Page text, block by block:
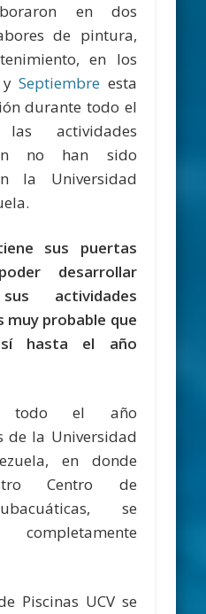
en dos
de pintura,
en los
ySeptiembre esta
durante todo el
actividades
no han sido
la Universidad
sus puertas
desarrollar
actividades
muy probable que
hasta el año
todo el año
de la Universidad
en donde
Centro de
se
Piscinas UCV se